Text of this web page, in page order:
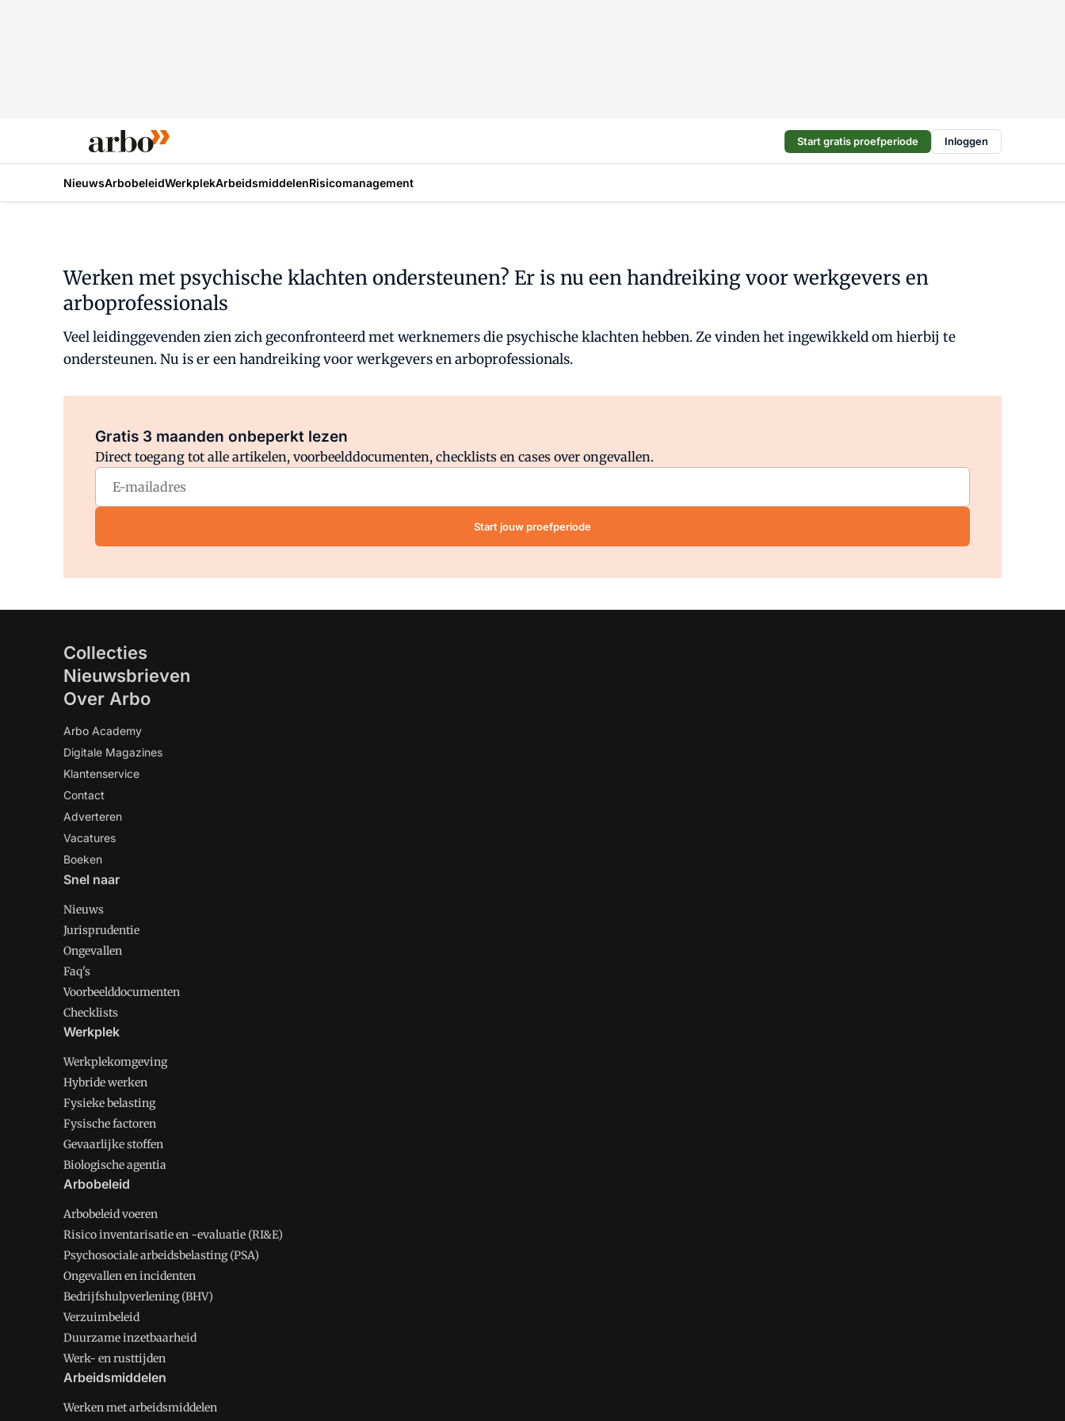
Start gratis proefperiode Inloggen
NieuwsArbobeleidWerkplekArbeidsmiddelenRisicomanagement
Werken met psychische klachten ondersteunen? Er is nu een handreiking voor werkgevers en
arboprofessionals
Veel leidinggevenden zien zich geconfronteerd met werknemers die psychische klachten hebben. Ze vinden het ingewikkeld om hierbij te
ondersteunen. Nu is er een handreiking voor werkgevers en arboprofessionals.
Gratis 3 maanden onbeperkt lezen
Direct toegang tot alle artikelen, voorbeelddocumenten, checklists en cases over ongevallen.
Start jouw proefperiode
Collecties
Nieuwsbrieven
Over Arbo
Arbo Academy
Digitale Magazines
Klantenservice
Contact
Adverteren
Vacatures
Boeken
Snel naar
Nieuws
Jurisprudentie
Ongevallen
Faq's
Voorbeelddocumenten
Checklists
Werkplek
Werkplekomgeving
Hybride werken
Fysieke belasting
Fysische factoren
Gevaarlijke stoffen
Biologische agentia
Arbobeleid
Arbobeleid voeren
Risico inventarisatie en -evaluatie (RI&E)
Psychosociale arbeidsbelasting (PSA)
Ongevallen en incidenten
Bedrijfshulpverlening (BHV)
Verzuimbeleid
Duurzame inzetbaarheid
Werk- en rusttijden
Arbeidsmiddelen
Werken met arbeidsmiddelen